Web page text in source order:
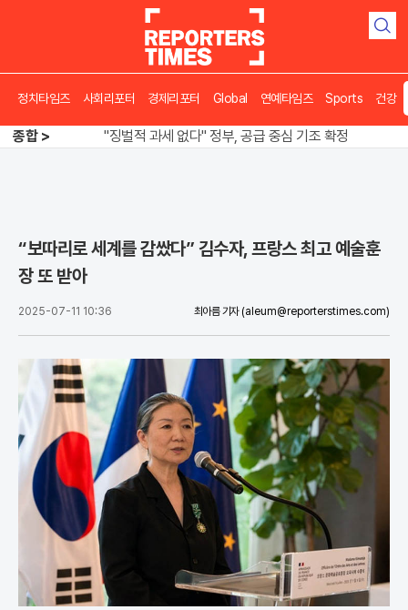
검
정치타임즈 사회리포터 경제리포터 Global 연예타임즈 Sports 건강
종합 >
"징벌적 과세 없다" 정부, 공급 중심 기조 확정
“보따리로 세계를 감쌌다” 김수자, 프랑스 최고 예술훈
장 또 받아
2025-07-11 10:36 최아름 기자 (aleum@reporterstimes.com)